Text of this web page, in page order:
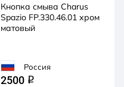
Кнопка смыва Charus
Spazio FP.330.46.01 хром
матовый
Россия
2500 q